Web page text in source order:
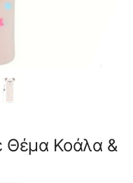
Θέμα Κοάλα &